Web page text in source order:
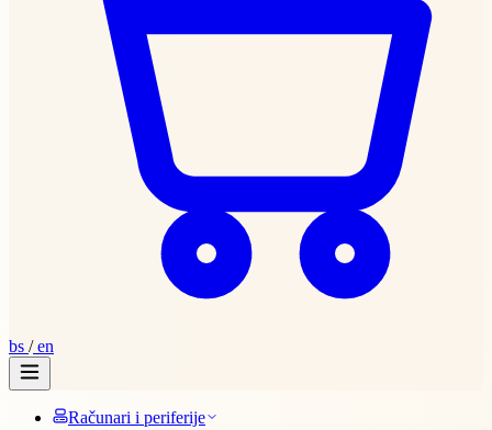
bs /en
Računari i periferije